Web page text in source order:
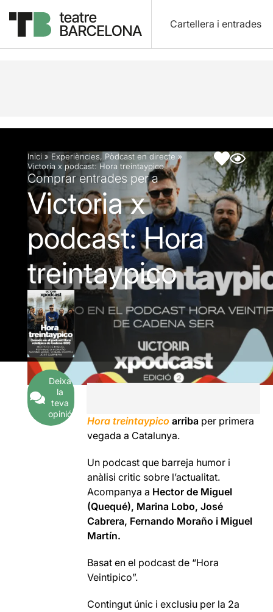
Cartellera i entrades
Descripció Fitxa artística
Inici » Experiències, Pòdcast en directe »
Victoria x podcast: Hora treintaypico
Comprar entrades per a
Victoria x
podcast: Hora
treintaypico
Deixa
la
teva
opinió
Hora treintaypico arriba per primera
vegada a Catalunya.
Un podcast que barreja humor i
anàlisi critic sobre l’actualitat.
Acompanya a Hector de Miguel
(Quequé), Marina Lobo, José
Cabrera, Fernando Moraño i Miguel
Martín.
Basat en el podcast de “Hora
Veintipico”.
Contingut únic i exclusiu per la 2a